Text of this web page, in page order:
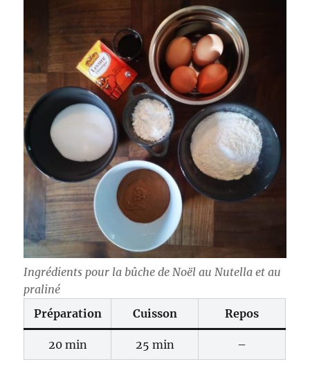
Ingrédients pour la bûche de Noël au Nutella et au
praliné
Préparation
Cuisson Repos
20 min 25 min –